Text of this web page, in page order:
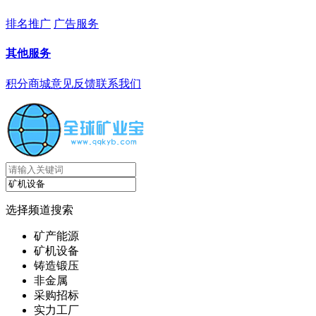
排名推广 广告服务
其他服务
积分商城意见反馈联系我们
选择频道搜索
矿产能源
矿机设备
铸造锻压
非金属
采购招标
实力工厂